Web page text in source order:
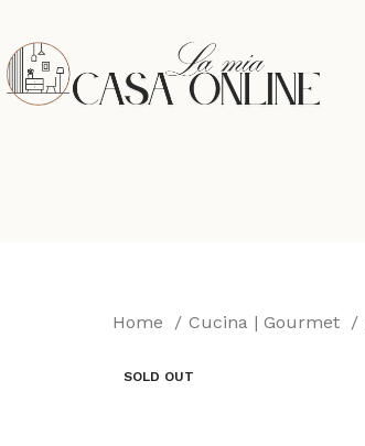
Home Cucina | Gourmet
SOLD OUT